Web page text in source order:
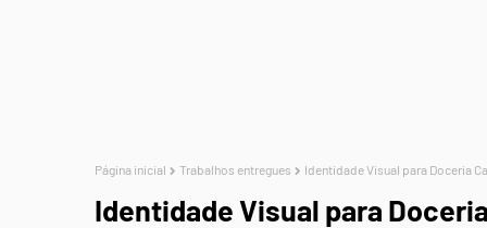
Página inicial Trabalhos entregues Identidade Visual para Doceria
Identidade Visual para